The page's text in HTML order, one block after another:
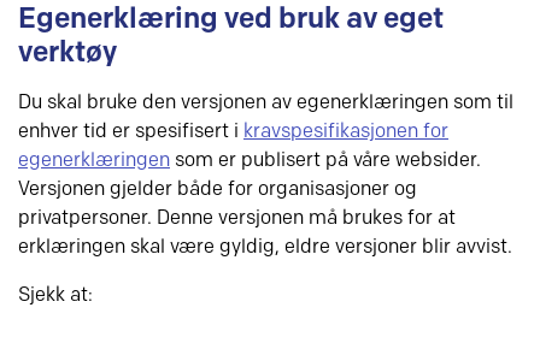
Egenerklæring ved bruk av eget
verktøy
Du skal bruke den versjonen av egenerklæringen som til
enhver tid er spesifisert i kravspesifikasjonen for
egenerklæringen som er publisert på våre websider.
Versjonen gjelder både for organisasjoner og
privatpersoner. Denne versjonen må brukes for at
erklæringen skal være gyldig, eldre versjoner blir avvist.
Sjekk at: